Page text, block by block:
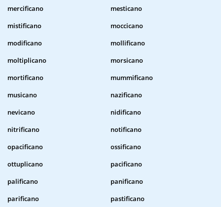
mercificano
mesticano
mistificano
moccicano
modificano
mollificano
moltiplicano
morsicano
mortificano
mummificano
musicano
nazificano
nevicano
nidificano
nitrificano
notificano
opacificano
ossificano
ottuplicano
pacificano
palificano
panificano
parificano
pastificano